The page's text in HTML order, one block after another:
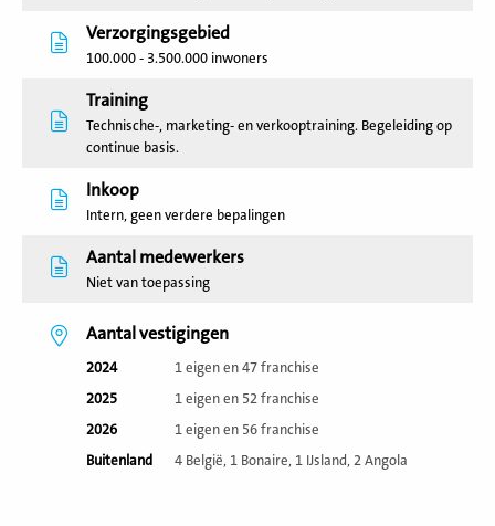
Verzorgingsgebied
100.000 - 3.500.000 inwoners
Training
Technische-, marketing- en verkooptraining. Begeleiding op
continue basis.
Inkoop
Intern, geen verdere bepalingen
Aantal medewerkers
Niet van toepassing
Aantal vestigingen
2024
1 eigen en 47 franchise
2025
1 eigen en 52 franchise
2026
1 eigen en 56 franchise
Buitenland
4 België, 1 Bonaire, 1 IJsland, 2 Angola